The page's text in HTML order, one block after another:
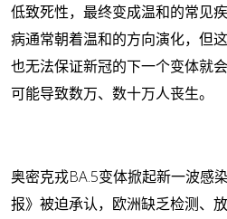
低致死性，最终变成温和的常见
病通常朝着温和的方向演化，但
也无法保证新冠的下一个变体
可能导致数万、数十万人丧生。
奥密克戎BA.5变体掀起新一波感
报》被迫承认，欧洲缺乏检测、